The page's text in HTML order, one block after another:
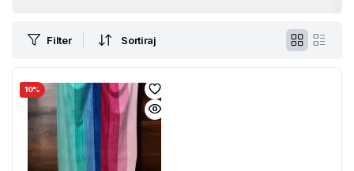
Filter Sortiraj
10%